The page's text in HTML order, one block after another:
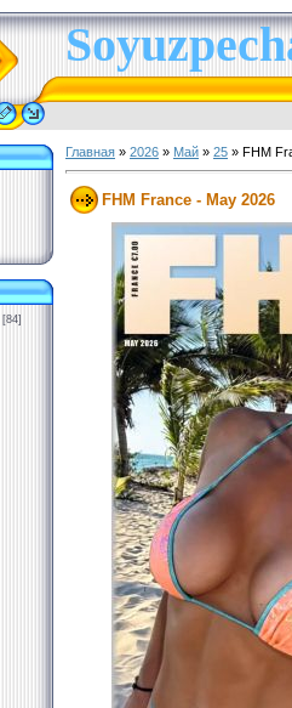
[84]
Главная » 2026 » Май » 25 » FHM
FHM France - May 2026